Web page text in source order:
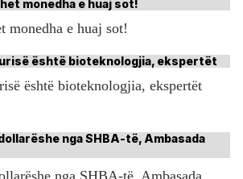
monedha e huaj sot!
është bioteknologjia, ekspertët
nga SHBA-të, Ambasada